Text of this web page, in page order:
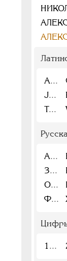
A
J
T
А
З
О
Ф
1